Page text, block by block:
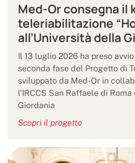
Med-Or consegna il
teleriabilitazione
all’Università della
Il 13 luglio 2026 ha preso
seconda fase del Progetto di
sviluppato da Med-Or in
l’IRCCS San Raffaele di
Giordania
Scopri il progetto